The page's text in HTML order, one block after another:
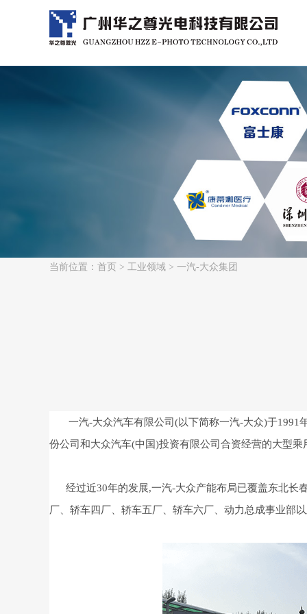
当前位置： 首页 > 工业领域 > 一汽-大众集团
一汽-大众汽车有限公司(以下简称一汽-大众)于1991
份公司和大众汽车(中国)投资有限公司合资经营的大型
经过近30年的发展,一汽-大众产能布局已覆盖东北长
厂、轿车四厂、轿车五厂、轿车六厂、动力总成事业部